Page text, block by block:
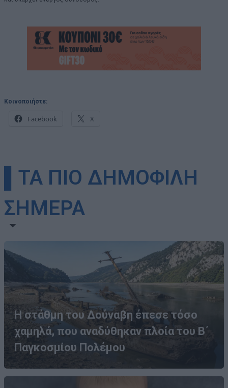
Κοινοποιήστε:
Facebook X
▌ΤΑ ΠΙΟ ΔΗΜΟΦΙΛΗ
ΣΗΜΕΡΑ
Η στάθμη του Δούναβη έπεσε τόσο
χαμηλά, που αναδύθηκαν πλοία του Β΄
Παγκοσμίου Πολέμου